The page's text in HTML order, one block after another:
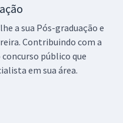
a sua Pós-graduação e
Contribuindo com a
público que
em sua área.